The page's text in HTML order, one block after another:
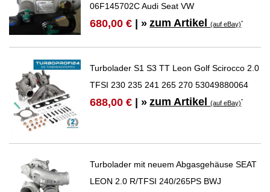
06F145702C Audi Seat VW
680,00 € | » zum Artikel(auf eBay)*
Turbolader S1 S3 TT Leon Golf Scirocco 2.0
TFSI 230 235 241 265 270 53049880064
688,00 € | » zum Artikel(auf eBay)*
Turbolader mit neuem Abgasgehäuse SEAT
LEON 2.0 R/TFSI 240/265PS BWJ